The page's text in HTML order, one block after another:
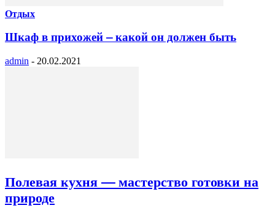
Отдых
Шкаф в прихожей – какой он должен быть
admin - 20.02.2021
Полевая кухня — мастерство готовки на
природе